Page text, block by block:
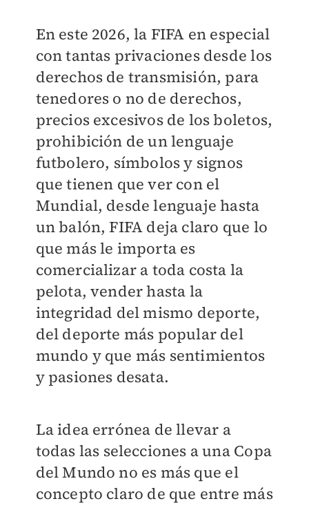
En este 2026, la FIFA en especial
con tantas privaciones desde los
derechos de transmisión, para
tenedores o no de derechos,
precios excesivos de los boletos,
prohibición de un lenguaje
futbolero, símbolos y signos
que tienen que ver con el
Mundial, desde lenguaje hasta
un balón, FIFA deja claro que lo
que más le importa es
comercializar a toda costa la
pelota, vender hasta la
integridad del mismo deporte,
del deporte más popular del
mundo y que más sentimientos
y pasiones desata.
La idea errónea de llevar a
todas las selecciones a una Copa
del Mundo no es más que el
concepto claro de que entre más